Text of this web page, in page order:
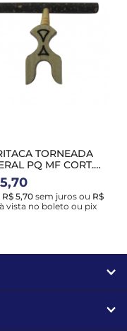
TORNEADA
PQ MF CORT.
BRANCA
R$ 5,70 sem juros ou R$
à vista no boleto ou pix